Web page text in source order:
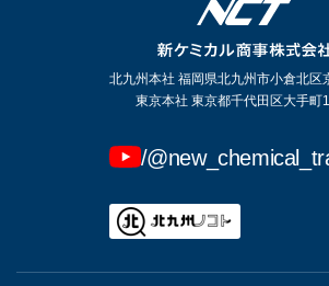
北九州本社 福岡県北九州市小倉北区
東京本社 東京都千代田区大手町
/